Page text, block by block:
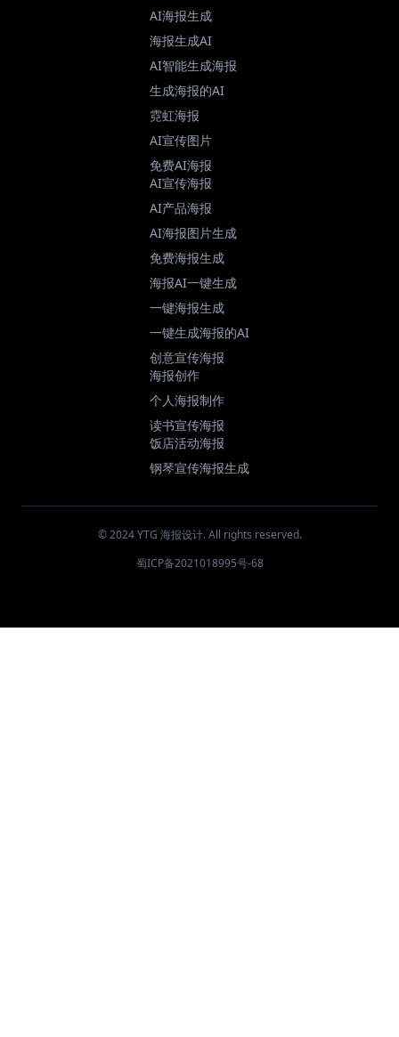
AI海报生成
海报生成AI
AI智能生成海报
生成海报的AI
霓虹海报
AI宣传图片
免费AI海报
AI宣传海报
AI产品海报
AI海报图片生成
免费海报生成
海报AI一键生成
一键海报生成
一键生成海报的AI
创意宣传海报
海报创作
个人海报制作
读书宣传海报
饭店活动海报
钢琴宣传海报生成
© 2024 YTG 海报设计. All rights reserved.
蜀ICP备2021018995号-68